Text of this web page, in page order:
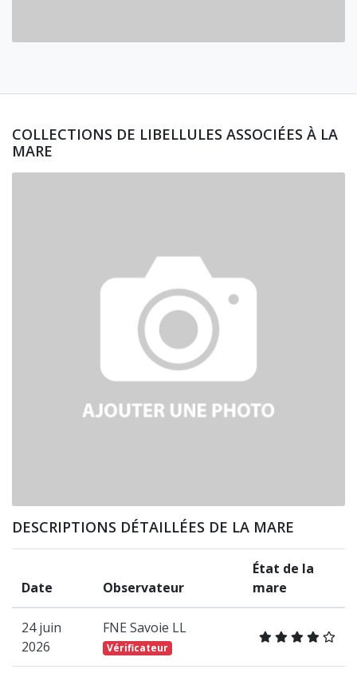
COLLECTIONS DE LIBELLULES ASSOCIÉES À LA
MARE
DESCRIPTIONS DÉTAILLÉES DE LA MARE
Date Observateur
État de la
mare
24 juin
2026
FNE Savoie LL
Vérificateur